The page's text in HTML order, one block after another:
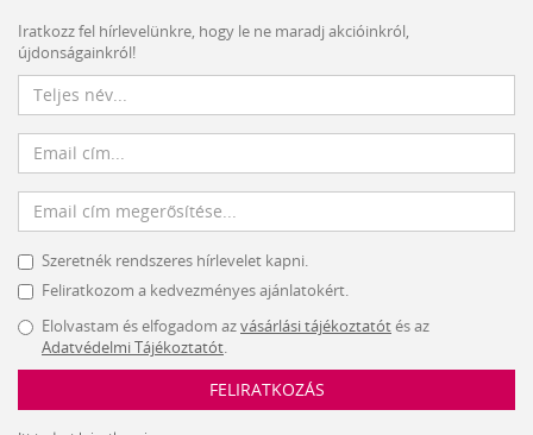
Iratkozz fel hírlevelünkre, hogy le ne maradj akcióinkról,
újdonságainkról!
Szeretnék rendszeres hírlevelet kapni.
Feliratkozom a kedvezményes ajánlatokért.
Elolvastam és elfogadom azvásárlási tájékoztatótés az
Adatvédelmi Tájékoztatót.
FELIRATKOZÁS